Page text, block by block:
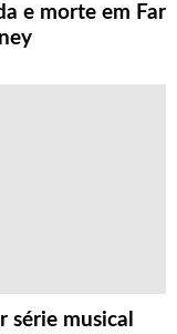
e morte em Far
série musical